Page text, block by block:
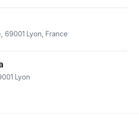
69001 Lyon, France
Lyon